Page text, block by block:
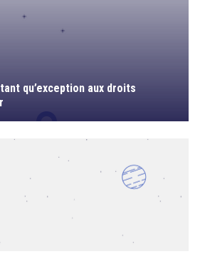
qu’exception aux droits